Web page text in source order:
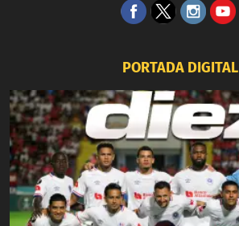
PORTADA DIGITAL